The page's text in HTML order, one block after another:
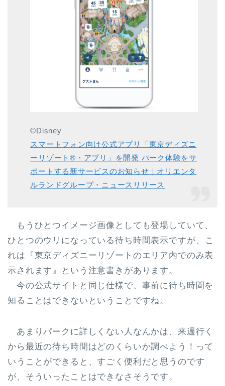
©Disney
スマートフォン向け公式アプリ「東京ディズニ
ーリゾート®・アプリ」を開発 パーク体験をサ
ポートする新サービスのお知らせ｜オリエンタ
ルランドグループ・ニュースリリース
もうひとつイメージ画像としても登場していて、
ひとつのウリになっている待ち時間表示ですが、こ
れは 『東京ディズニーリゾートのエリア内でのみ表
示されます』
という注意書きがあります。
今の公式サイトと同じ仕様で、事前に待ち時間を
知ることはできないということですね。
あまりパークに詳しくない人なんかは、来週行く
から最近の待ち時間はどのくらいか調べよう！って
いうことができると、すごく便利だと思うのです
が、そういったことはできなさそうです。